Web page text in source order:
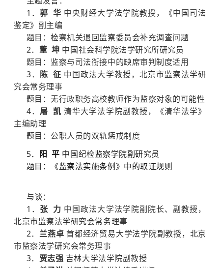
1． 郭 华 中央财经大学法学院教授，《中国司法
鉴定》副主编
题目：检察机关退回监察委员会补充调查问题
2． 董 坤 中国社会科学院法学研究所研究员
题目：监察与司法衔接中的缺席审判制度适用
3． 陈 征 中国政法大学教授，北京市监察法学研
究会常务理事
题目：无行政职务高校教师作为监察对象的可能性
4． 屠 凯 清华大学法学院副教授，《清华法学》
主编助理
题目：公职人员的双轨惩戒制度
5． 阳 平 中国纪检监察学院副研究员
题目：《监察法实施条例》中的取证规则
与谈：
1． 张 力 中国政法大学法学院副院长、副教授，
北京市监察法学研究会常务理事
2．兰燕卓 首都经济贸易大学法学院副教授，北京
市监察法学研究会常务理事
3． 贾志强 吉林大学法学院副教授